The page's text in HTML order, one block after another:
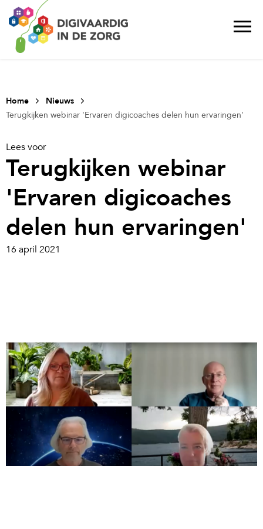
Home
Nieuws
Terugkijken webinar 'Ervaren digicoaches delen hun ervaringen'
Lees voor
Terugkijken webinar
'Ervaren digicoaches
delen hun ervaringen'
16 april 2021